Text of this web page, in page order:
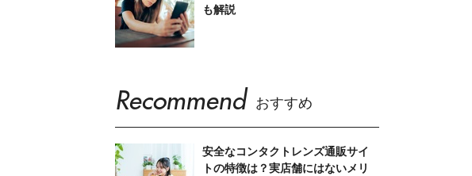
も解説
Recommend おすすめ
安全なコンタクトレンズ通販サイ
トの特徴は？実店舗にはないメリ